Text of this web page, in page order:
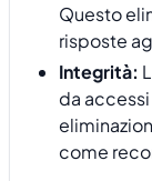
Questo
risposte
Integrità:
da
come